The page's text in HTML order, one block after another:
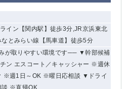
イン【関内駅】徒歩3分,JR京浜東北
とみらい線【馬車道】徒歩5分
が取りやすい環境です── ▼幹部候補
ン エスコート／キャッシャー ※週休
※週1日～OK ※曜日応相談 ▼ドライ
談 ※直帰OK